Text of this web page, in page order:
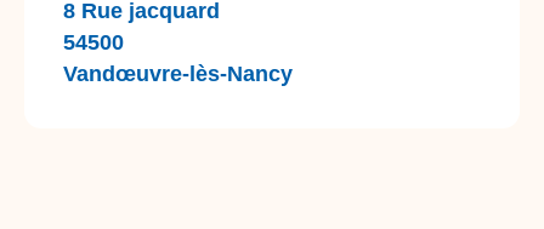
8 Rue jacquard
54500
Vandœuvre-lès-Nancy